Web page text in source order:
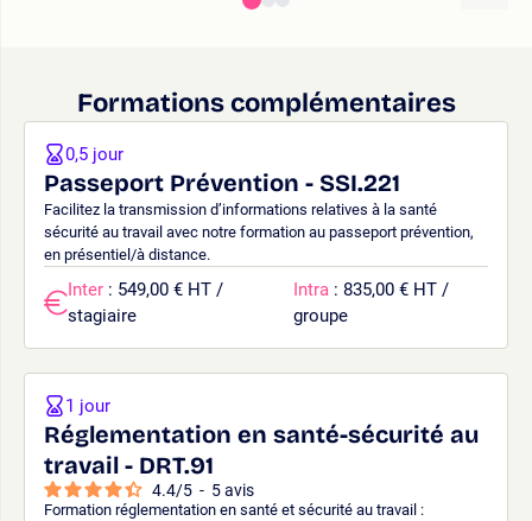
Formations complémentaires
Passeport Prévention - SSI.221
Facilitez la transmission d’informations relatives à la santé
sécurité au travail avec notre formation au passeport prévention,
en présentiel/à distance.
0,5 jour
Inter : 549,00 € HT /
stagiaire
Intra : 835,00 € HT /
groupe
Réglementation en santé-sécurité au
travail - DRT.91
4.4/5 - 5avis
Formation réglementation en santé et sécurité au travail :
1 jour